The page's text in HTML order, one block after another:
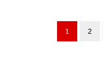
1 2